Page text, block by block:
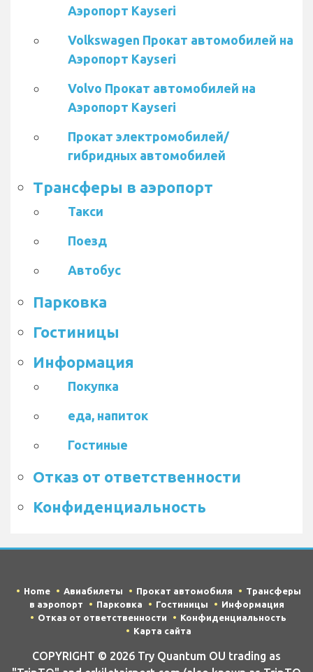
Аэропорт Kayseri
Volkswagen Прокат автомобилей на
Аэропорт Kayseri
Volvo Прокат автомобилей на
Аэропорт Kayseri
Прокат электромобилей/
гибридных автомобилей
Трансферы в аэропорт
Такси
Поезд
Автобус
Парковка
Гостиницы
Информация
Покупка
еда, напиток
Гостиные
Отказ от ответственности
Конфиденциальность
Home Авиабилеты Прокат автомобиля
Трансферы
в аэропорт
Парковка Гостиницы
Информация
Отказ от ответственности
Конфиденциальность
Карта сайта
COPYRIGHT © 2026 Try Quantum OU trading as